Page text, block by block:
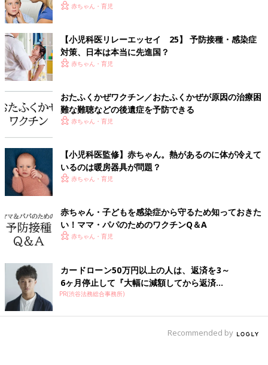
赤ちゃん・育児
【小児科医リレーエッセイ 25】 予防接種・感染症
対策、日本は本当に先進国？
赤ちゃん・育児
おたふくかぜワクチン／おたふくかぜが原因の治療困
難な難聴などの後遺症を予防できる
赤ちゃん・育児
【小児科医監修】赤ちゃん。熱があるのに体が冷えて
いるのは暖房器具が問題？
赤ちゃん・育児
赤ちゃん・子どもを感染症から守るため知っておきた
い！ママ・パパのためのワクチンQ＆A
赤ちゃん・育児
カードローン50万円以上の人は、返済を3～
6ヶ月停止して『大幅に減額してから返済...
PR(渋谷法務総合事務所)
Recommended by